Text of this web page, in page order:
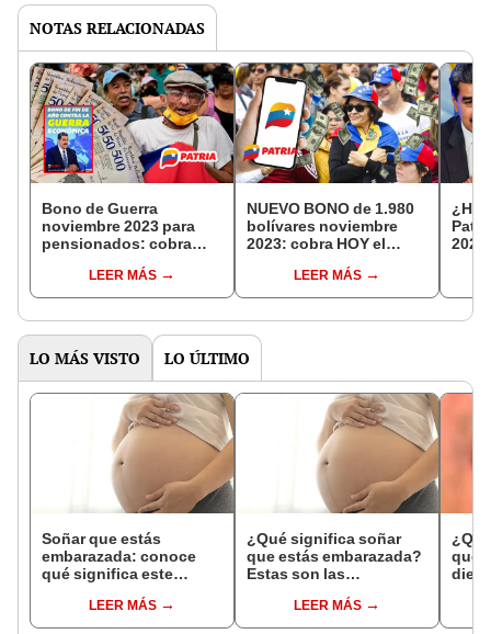
NOTAS RELACIONADAS
Bono de Guerra
noviembre 2023 para
pensionados: cobra
por PatriaLEER MÁS
NUEVO BONO de 1.980
bolívares noviembre
2023: cobra HOY el
LEER MÁS
LO MÁS VISTO LO ÚLTIMO
Soñar que estás
embarazada: conoce
qué significa este
LEER MÁS
¿Qué significa soñar
que estás embarazada?
Estas son las
comunesLEER MÁS
que